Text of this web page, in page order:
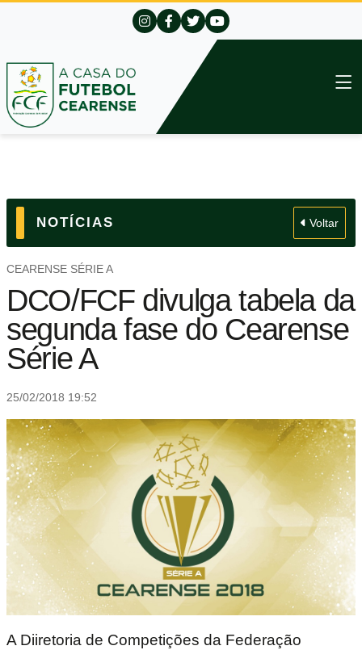
NOTÍCIAS Voltar
CEARENSE SÉRIE A
DCO/FCF divulga tabela da
segunda fase do Cearense
Série A
25/02/2018 19:52
A Diiretoria de Competições da Federação